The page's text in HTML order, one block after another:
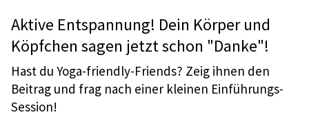
Aktive Entspannung! Dein Körper und
Köpfchen sagen jetzt schon "Danke"!
Hast du Yoga-friendly-Friends? Zeig ihnen den
Beitrag und frag nach einer kleinen Einführungs-
Session!